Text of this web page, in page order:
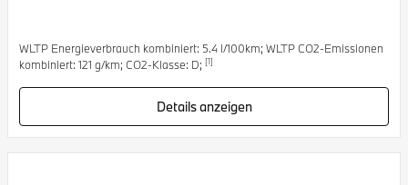
WLTP Energieverbrauch kombiniert: 5.4 l/100km; WLTP CO2-Emissionen
kombiniert: 121 g/km; CO2-Klasse: D; [1]
Details anzeigen